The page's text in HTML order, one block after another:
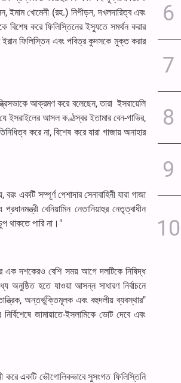
ইমাম খোমেনী (রহ.) নিপীড়ন, দখলদারিত্ব এবং
বিশেষ করে ফিলিস্তিনের ইস্যুতে সমর্থন করার
ইরান ফিলিস্তিন এবং পবিত্র কুদসকে মুক্ত করার
আক্রমণ করে বলেছেন, তারা ইসরায়েলি
ইসরাইলের আসল কণ্ঠস্বর ইতামার বেন-গাভির,
করে না, বিশেষ করে যারা গাজায় অনাহার
একটি সম্পূর্ণ পেশাদার সেনাবাহিনী যারা গাজা
বেনিয়ামিন নেতানিয়াহুর নেতৃত্বাধীন
থাকতে পারি না।"
এক দশকেরও বেশি সময় আগে দলটিকে নিষিদ্ধ
অনুষ্ঠিত হতে যাওয়া আসন্ন সাধারণ নির্বাচনে
অন্তর্ভুক্তিমূলক এবং বহুদলীয় ব্যবস্থার"
জামায়াতে-ইসলামিকে ভোট দেবে এবং
করে একটি ভৌগোলিকভাবে সুসংগত ফিলিস্তিনি